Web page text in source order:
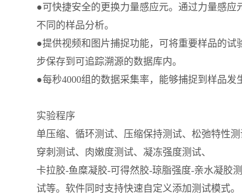
●可快捷安全的更换力量感应元。通过力量感应
不同的样品分析。
●提供视频和图片捕捉功能，可将重要样品的
步保存到可追踪溯源的数据库内。
●每秒4000组的数据采集率，能够捕捉到样品发
实验程序
单压缩、循环测试、压缩保持测试、松弛特性
穿刺测试、肉嫩度测试、凝冻强度测试、
卡拉胶-鱼糜凝胶-可得然胶-琼脂强度-亲水凝胶
试等。软件同时支持快速自定义添加测试模式。